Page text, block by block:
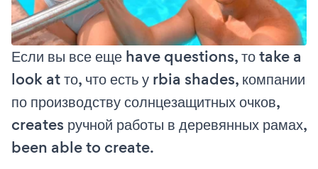
Если вы все еще have questions, то take a
look at то, что есть у rbia shades, компании
по производству солнцезащитных очков,
creates ручной работы в деревянных рамах,
been able to create.